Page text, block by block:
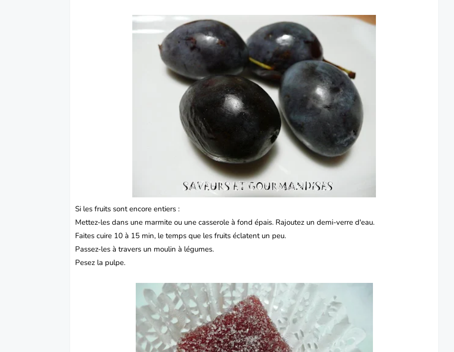
Si les fruits sont encore entiers :
Mettez-les dans une marmite ou une casserole à fond épais. Rajoutez un demi-verre d'eau.
Faites cuire 10 à 15 min, le temps que les fruits éclatent un peu.
Passez-les à travers un moulin à légumes.
Pesez la pulpe.